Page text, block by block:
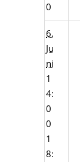
0
6.
Ju
ni
1
4:
0
0
1
8: